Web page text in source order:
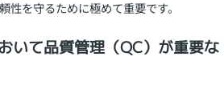
性を守るために極めて重要です。
いて品質管理（QC）が重要な